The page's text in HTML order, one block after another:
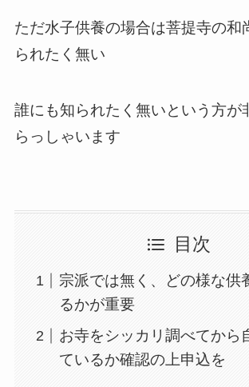
ただ水子供養の場合は菩提寺の和
られたく無い
誰にも知られたく無いという方が
らっしゃいます
目次
宗派では無く、どの様な供
るかが重要
お寺をシッカリ調べてから
ているか確認の上申込を